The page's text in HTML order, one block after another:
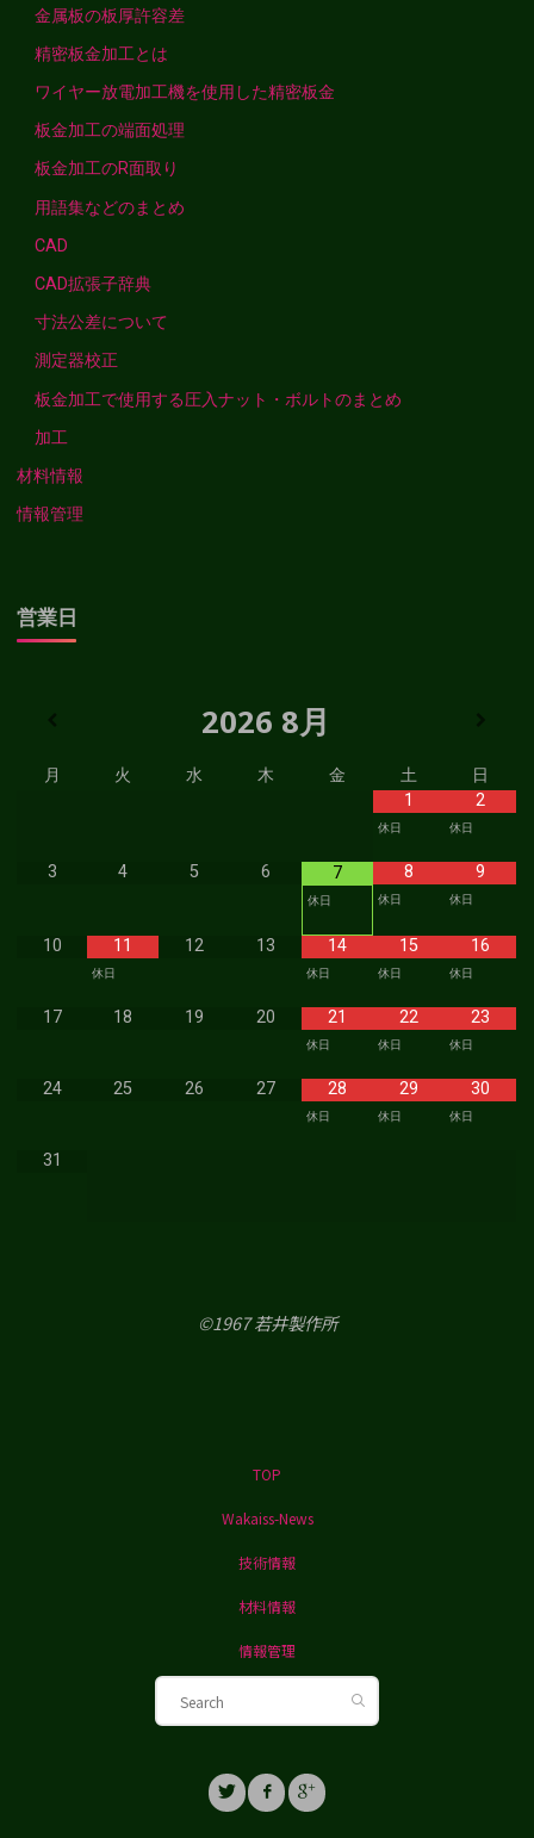
金属板の板厚許容差
精密板金加工とは
ワイヤー放電加工機を使用した精密板金
板金加工の端面処理
板金加工のR面取り
用語集などのまとめ
CAD
CAD拡張子辞典
寸法公差について
測定器校正
板金加工で使用する圧入ナット・ボルトのまとめ
加工
材料情報
情報管理
営業日
2026 8月
月 火 水 木 金 土
日
1
休日
2
休日
3 4 5 6 7
休日
8
休日
9
休日
10 11
休日
12 13 14
休日
15
休日
16
休日
17 18 19 20 21
休日
22
休日
23
休日
24 25 26 27 28
休日
29
休日
30
休日
31
©1967 若井製作所
TOP
Wakaiss-News
技術情報
材料情報
情報管理
Search